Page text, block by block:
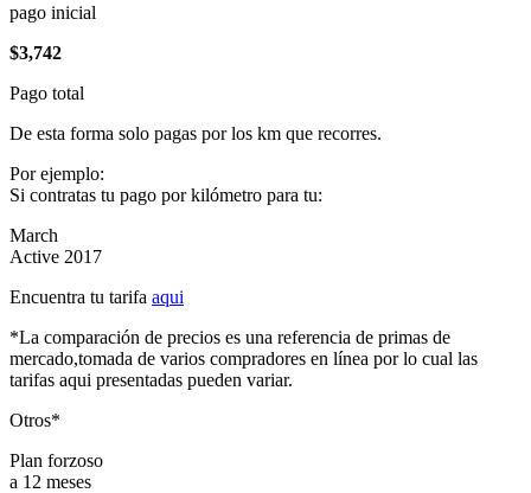
pago inicial
$3,742
Pago total
De esta forma solo pagas por los km que recorres.
Por ejemplo:
Si contratas tu pago por kilómetro para tu:
March
Active 2017
Encuentra tu tarifa aqui
*La comparación de precios es una referencia de primas de
mercado,tomada de varios compradores en línea por lo cual las
tarifas aqui presentadas pueden variar.
Otros*
Plan forzoso
a 12 meses